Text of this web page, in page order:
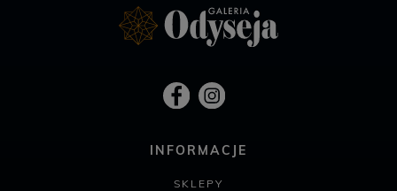
INFORMACJE
SKLEPY